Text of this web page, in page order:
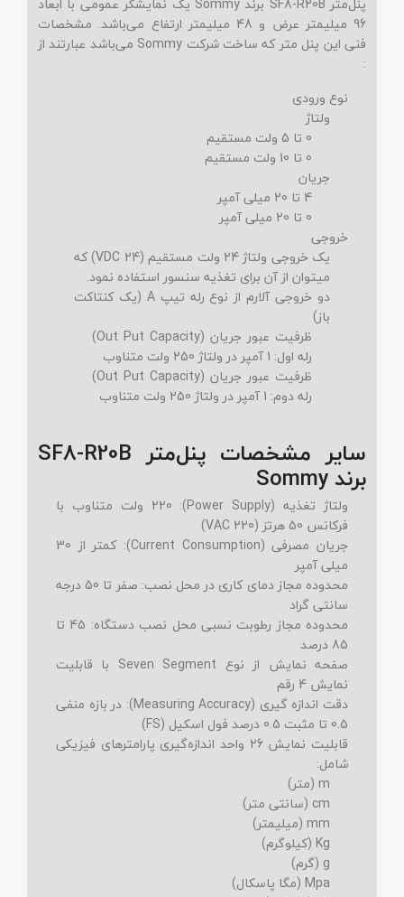
96 میلیمتر عرض و 48 میلیمتر ارتفاع می‌باشد. مشخصات
فنی این پنل متر که ساخت شرکت Sommy می‌باشد عبارتند از
:
نوع ورودی
ولتاژ
0 تا 5 ولت مستقیم
0 تا 10 ولت مستقیم
جریان
4 تا 20 میلی آمپر
0 تا 20 میلی آمپر
خروجی
یک خروجی ولتاژ 24 ولت مستقیم (24 VDC) که
میتوان از آن برای تغذیه سنسور استفاده نمود.
دو خروجی آلارم از نوع رله تیپ A (یک کنتاکت
باز)
ظرفیت عبور جریان (Out Put Capacity)
رله اول: 1 آمپر در ولتاژ 250 ولت متناوب
ظرفیت عبور جریان (Out Put Capacity)
رله دوم: 1 آمپر در ولتاژ 250 ولت متناوب
سایر مشخصات پنل‌متر SF8-R20B
برند Sommy
ولتاژ تغذیه (Power Supply): 220 ولت متناوب با
فرکانس 50 هرتز (220 VAC)
جریان مصرفی (Current Consumption): کمتر از 30
میلی آمپر
محدوده مجاز دمای کاری در محل نصب: صفر تا 50 درجه
سانتی گراد
محدوده مجاز رطوبت نسبی محل نصب دستگاه: 45 تا
85 درصد
صفحه نمایش از نوع Seven Segment با قابلیت
نمایش 4 رقم
دقت اندازه گیری (Measuring Accuracy): در بازه منفی
0.5 تا مثبت 0.5 درصد فول اسکیل (FS)
قابلیت نمایش 26 واحد اندازه‌گیری پارامترهای فیزیکی
شامل:
m (متر)
cm (سانتی متر)
mm (میلیمتر)
Kg (کیلوگرم)
g (گرم)
Mpa (مگا پاسکال)